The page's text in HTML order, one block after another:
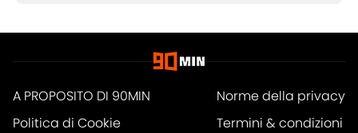
A PROPOSITO DI 90MIN
Norme della privacy
Politica di Cookie
Termini & condizioni